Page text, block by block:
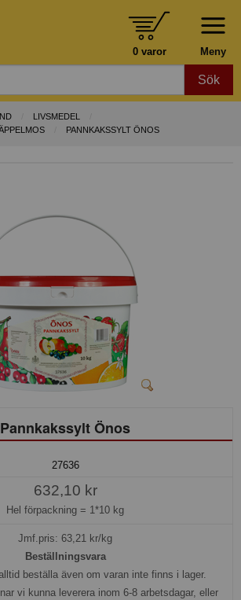
Meny
0 varor
Sök
LIVSMEDEL
PANNKAKSSYLT ÖNOS
Pannkakssylt Önos
27636
632,10 kr
Hel förpackning = 1*10 kg
Jmf.pris: 63,21 kr/kg
Beställningsvara
beställa även om varan inte finns i lager.
vi kunna leverera inom 6-8 arbetsdagar, eller